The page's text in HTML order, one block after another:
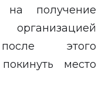
на получение
этого
место